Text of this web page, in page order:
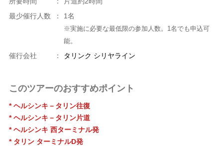
最少催行人数
： 1名
※実施に必要な最低限の参加人数。1名でも申込可
能。
催行会社 ： タリンク シリヤライン
このツアーのおすすめポイント
* ヘルシンキ－タリン往復
* ヘルシンキ－タリン片道
* ヘルシンキ 西ターミナル発
* タリン ターミナルD発